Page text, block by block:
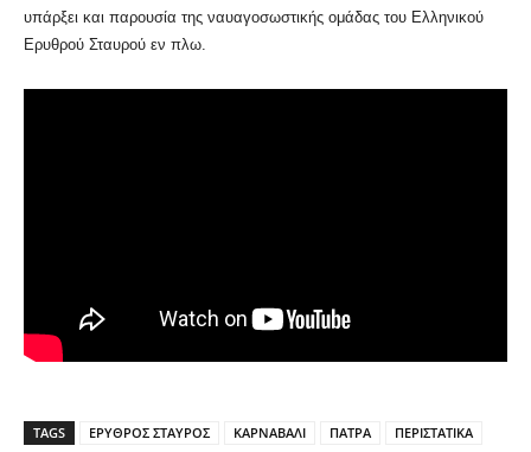
υπάρξει και παρουσία της ναυαγοσωστικής ομάδας του Ελληνικού
Ερυθρού Σταυρού εν πλω.
TAGS ΕΡΥΘΡΟΣ ΣΤΑΥΡΟΣ ΚΑΡΝΑΒΑΛΙ ΠΑΤΡΑ ΠΕΡΙΣΤΑΤΙΚΑ